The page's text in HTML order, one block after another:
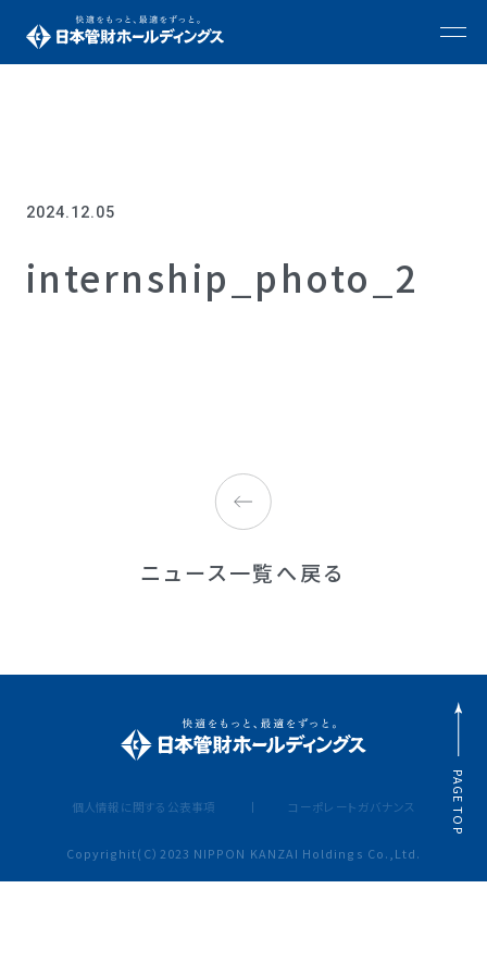
2024.12.05
internship_photo_2
ニュース一覧へ戻る
個人情報に関する公表事項 コーポレートガバナンス
Copyrighit(C）2023 NIPPON KANZAI Holdings Co.,Ltd.
PAGE TOP